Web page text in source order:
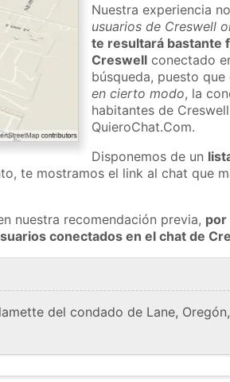
Nuestra experiencia
usuarios de Creswell
te resultará bastante
Creswell conectado
búsqueda, puesto
en cierto modo, la
habitantes de
QuieroChat.Com.
Disponemos de un
te mostramos el link al chat que
nuestra recomendación previa, por
conectados en el chat de
del condado de Lane,